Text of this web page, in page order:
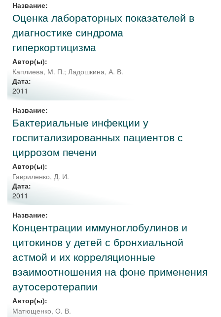
Название:
Оценка лабораторных показателей в
диагностике синдрома
гиперкортицизма
Автор(ы):
Каплиева, М. П.; Ладошкина, А. В.
Дата:
2011
Название:
Бактериальные инфекции у
госпитализированных пациентов с
циррозом печени
Автор(ы):
Гавриленко, Д. И.
Дата:
2011
Название:
Концентрации иммуноглобулинов и
цитокинов у детей с бронхиальной
астмой и их корреляционные
взаимоотношения на фоне применения
аутосеротерапии
Автор(ы):
Матющенко, О. В.